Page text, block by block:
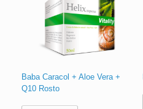
Baba Caracol + Aloe Vera +
Q10 Rosto